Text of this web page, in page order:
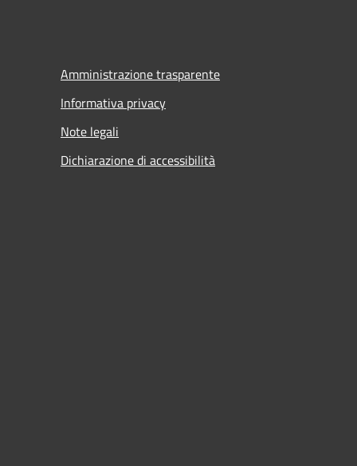
Amministrazione trasparente
Informativa privacy
Note legali
Dichiarazione di accessibilità